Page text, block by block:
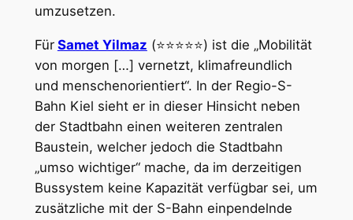
umzusetzen.
Für Samet Yilmaz (⭐⭐⭐⭐⭐) ist die „Mobilität
von morgen […] vernetzt, klimafreundlich
und menschenorientiert“. In der Regio-S-
Bahn Kiel sieht er in dieser Hinsicht neben
der Stadtbahn einen weiteren zentralen
Baustein, welcher jedoch die Stadtbahn
„umso wichtiger“ mache, da im derzeitigen
Bussystem keine Kapazität verfügbar sei, um
zusätzliche mit der S-Bahn einpendelnde